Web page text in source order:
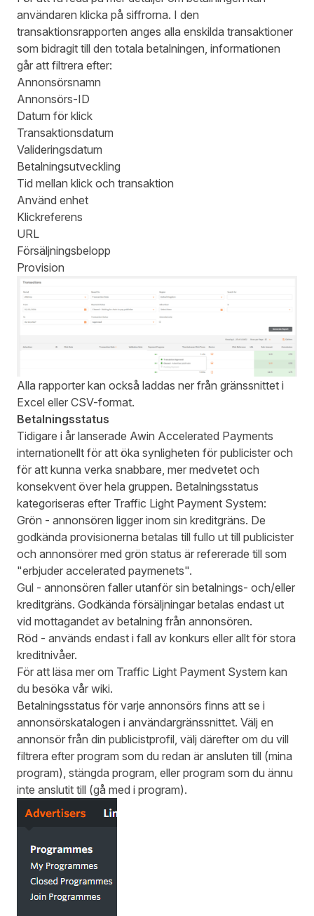
användaren klicka på siffrorna. I den
transaktionsrapporten anges alla enskilda transaktioner
som bidragit till den totala betalningen, informationen
går att filtrera efter:
Annonsörsnamn
Annonsörs-ID
Datum för klick
Transaktionsdatum
Valideringsdatum
Betalningsutveckling
Tid mellan klick och transaktion
Använd enhet
Klickreferens
URL
Försäljningsbelopp
Provision
Alla rapporter kan också laddas ner från gränssnittet i
Excel eller CSV-format.
Betalningsstatus
Tidigare i år lanserade Awin Accelerated Payments
internationellt för att öka synligheten för publicister och
för att kunna verka snabbare, mer medvetet och
konsekvent över hela gruppen. Betalningsstatus
kategoriseras efter Traffic Light Payment System:
Grön - annonsören ligger inom sin kreditgräns. De
godkända provisionerna betalas till fullo ut till publicister
och annonsörer med grön status är refererade till som
"erbjuder accelerated paymenets".
Gul - annonsören faller utanför sin betalnings- och/eller
kreditgräns. Godkända försäljningar betalas endast ut
vid mottagandet av betalning från annonsören.
Röd - används endast i fall av konkurs eller allt för stora
kreditnivåer.
För att läsa mer om Traffic Light Payment System kan
du besöka vår wiki.
Betalningsstatus för varje annonsörs finns att se i
annonsörskatalogen i användargränssnittet. Välj en
annonsör från din publicistprofil, välj därefter om du vill
filtrera efter program som du redan är ansluten till (mina
program), stängda program, eller program som du ännu
inte anslutit till (gå med i program).